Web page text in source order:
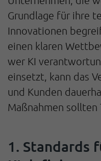
Grundlage für ihre
Innovationen
einen klaren
wer KI
einsetzt, kann das
und Kunden
Maßnahmen sollten
1. Standards